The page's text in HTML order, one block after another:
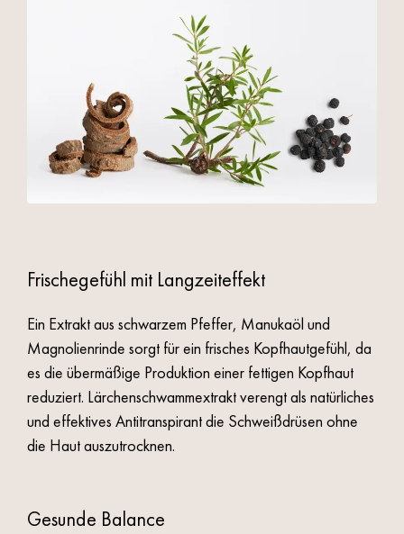
Frischegefühl mit Langzeiteffekt
Ein Extrakt aus schwarzem Pfeffer, Manukaöl und
Magnolienrinde sorgt für ein frisches Kopfhautgefühl, da
es die übermäßige Produktion einer fettigen Kopfhaut
reduziert. Lärchenschwammextrakt verengt als natürliches
und effektives Antitranspirant die Schweißdrüsen ohne
die Haut auszutrocknen.
Gesunde Balance